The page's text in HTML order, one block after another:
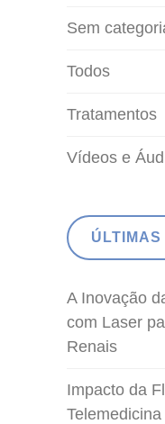
Sem
Todos
Tratamentos
Vídeos e
A Inovação
com Laser
Renais
Impacto da